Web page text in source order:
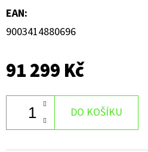
EAN:
9003414880696
91 299 Kč
DO KOŠÍKU